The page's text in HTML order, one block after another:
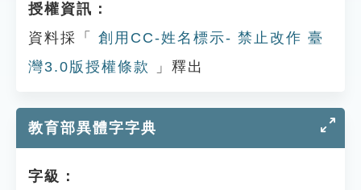
授權資訊：
資料採「
創用CC-姓名標示- 禁止改作 臺
灣3.0版授權條款
」釋出
教育部異體字字典
字級：